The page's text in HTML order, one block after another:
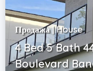
Продажа | House
4 Bed 5 Bath
Boulevard